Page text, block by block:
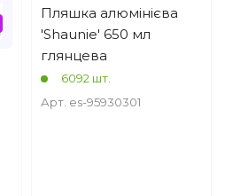
Пляшка алюмінієва
'Shaunie' 650 мл
глянцева
6092 шт.
Арт. es-95930301